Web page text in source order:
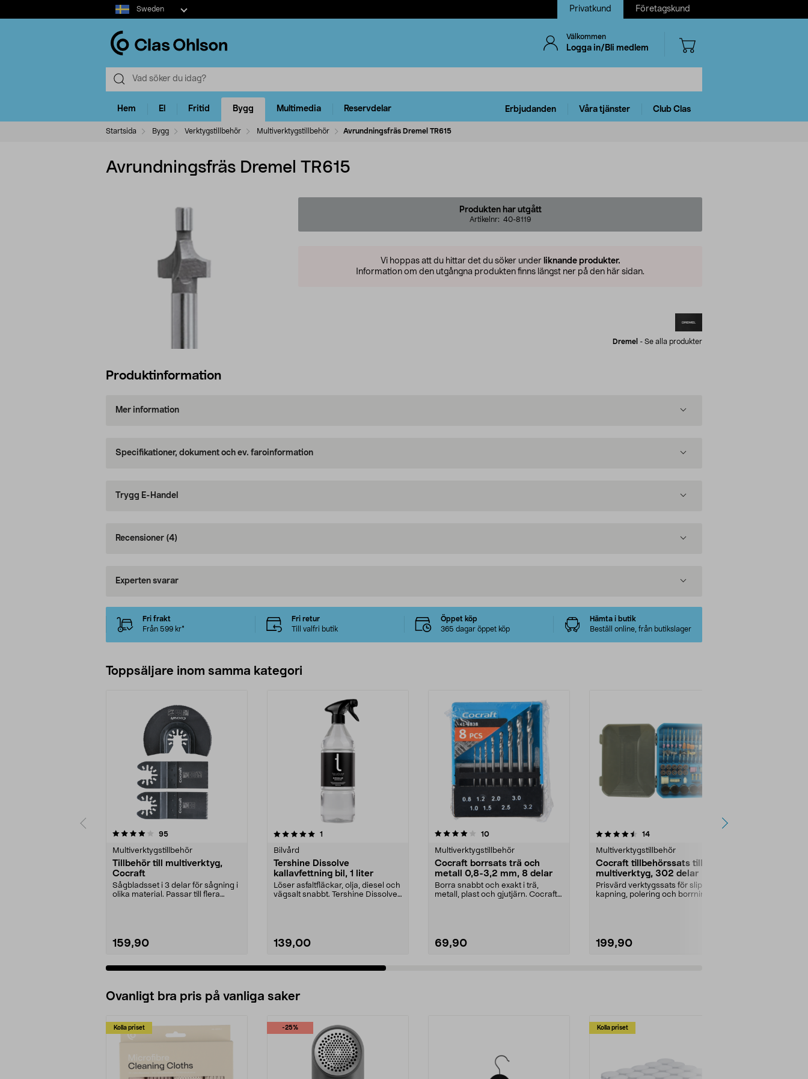
Select
market
Sweden Privatkund Företagskund
Välkommen
Logga in/Bli medlem
Hem El Fritid Bygg Multimedia Reservdelar Erbjudanden Våra tjänster Club Clas
Startsida Bygg Verktygstillbehör Multiverktygstillbehör Avrundningsfräs Dremel TR615
Avrundningsfräs Dremel TR615
Produkten har utgått
Artikelnr: 40-8119
Vi hoppas att du hittar det du söker under liknande produkter.
Information om den utgångna produkten finns längst ner på den här sidan.
Dremel - Se alla produkter
Produktinformation
Mer information
Specifikationer, dokument och ev. faroinformation
Trygg E-Handel
Recensioner (4)
Experten svarar
Fri frakt
Från 599 kr*
Fri retur
Till valfri butik
Öppet köp
365 dagar öppet köp
Hämta i butik
Beställ online, från butikslager
Toppsäljare inom samma kategori
95recensioner
Multiverktygstillbehör
Tillbehör till multiverktyg,
Cocraft
Sågbladsset i 3 delar för sågning i
olika material. Passar till flera
159,90
5.0 av 5 stjärnor 1
Bilvård
Tershine Dissolve
kallavfettning bil, 1 liter
Löser asfaltfläckar, olja, diesel och
vägsalt snabbt. Tershine Dissolve
139,00
4.0 av 5 stjärnor 10recensioner
Multiverktygstillbehör
Cocraft borrsats trä och
metall 0,8-3,2 mm, 8 delar
Borra snabbt och exakt i trä,
metall, plast och gjutjärn. Cocraft
69,90
4.5 av 5 stjärnor 14recensioner
Multiverktygstillbehör
Cocraft tillbehörssats till
multiverktyg, 302 delar
Prisvärd verktygssats för slipning,
kapning, polering och borrning.
199,90
4.5 av 5 stjärnor
Ovanligt bra pris på vanliga saker
Kolla priset -25% Kolla priset